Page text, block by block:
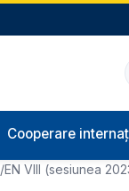
Cooperare
VIII (sesiunea